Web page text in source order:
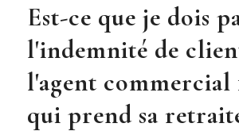
Est-ce que je dois
l'indemnité de
l'agent commercial
qui prend sa